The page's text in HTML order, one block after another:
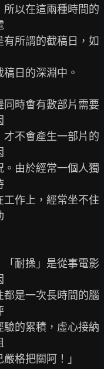
以在這兩種時間的
所謂的截稿日，如
日的深淵中。
時會有數部片需要
不會產生一部片的
由於經常一個人獨
作上，經常坐不住
耐操」是從事電影
是一次長時間的腦
的累積，虛心接納
格把關阿！」